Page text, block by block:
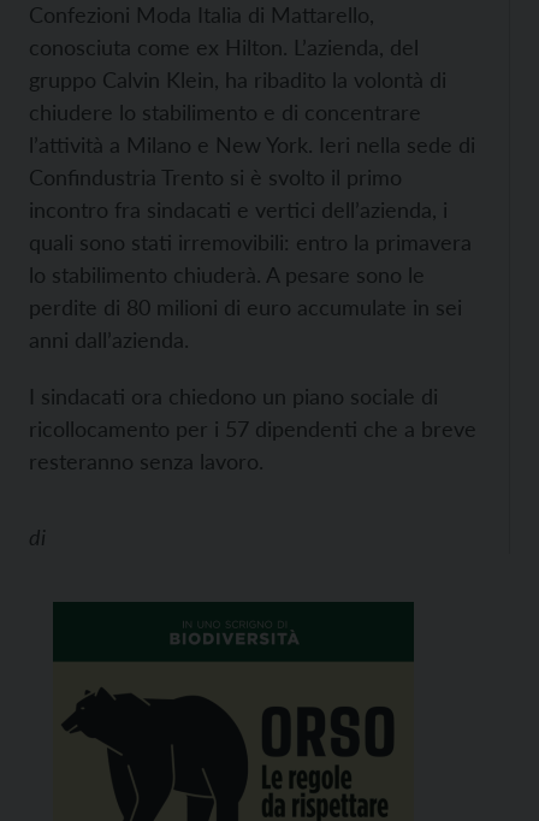
Confezioni Moda Italia di Mattarello,
conosciuta come ex Hilton. L’azienda, del
gruppo Calvin Klein, ha ribadito la volontà di
chiudere lo stabilimento e di concentrare
l’attività a Milano e New York. Ieri nella sede di
Confindustria Trento si è svolto il primo
incontro fra sindacati e vertici dell’azienda, i
quali sono stati irremovibili: entro la primavera
lo stabilimento chiuderà. A pesare sono le
perdite di 80 milioni di euro accumulate in sei
anni dall’azienda.
I sindacati ora chiedono un piano sociale di
ricollocamento per i 57 dipendenti che a breve
resteranno senza lavoro.
di